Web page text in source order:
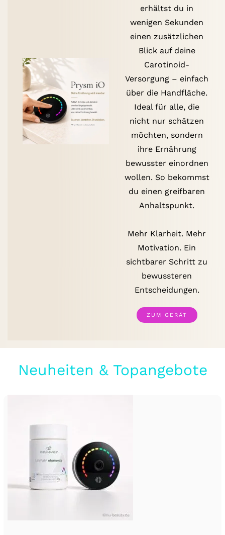
erhältst du in
wenigen Sekunden
einen zusätzlichen
Blick auf deine
Carotinoid-
Versorgung – einfach
über die Handfläche.
Ideal für alle, die
nicht nur schätzen
möchten, sondern
ihre Ernährung
bewusster einordnen
wollen. So bekommst
du einen greifbaren
Anhaltspunkt.
Mehr Klarheit. Mehr
Motivation. Ein
sichtbarer Schritt zu
bewussteren
Entscheidungen.
ZUM GERÄT
Neuheiten & Topangebote